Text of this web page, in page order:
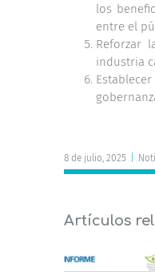
los
entre el
Reforzar
industria
8 de julio, 2025
Artículos